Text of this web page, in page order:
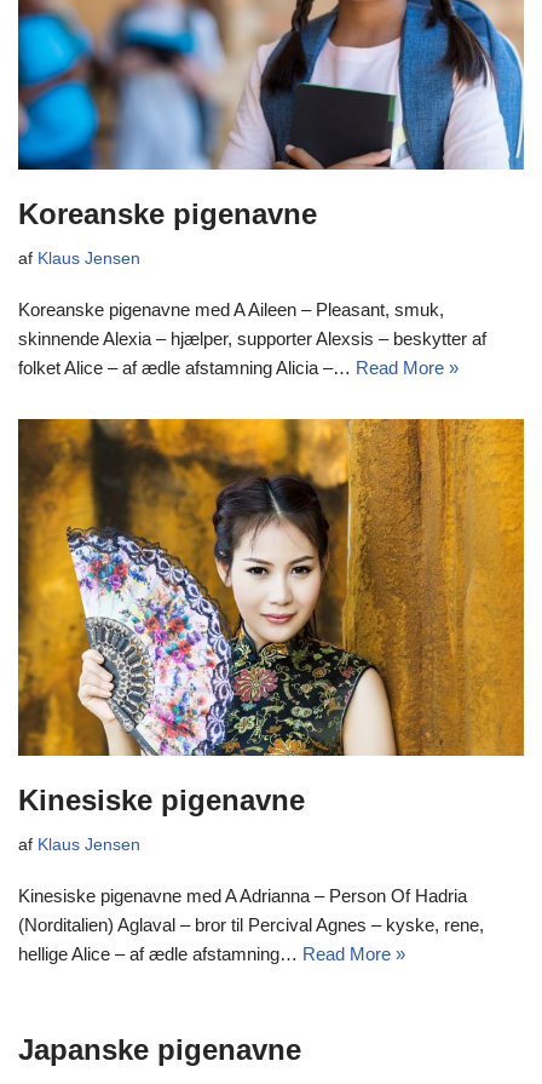
Koreanske pigenavne
af Klaus Jensen
Koreanske pigenavne med A Aileen – Pleasant, smuk,
skinnende Alexia – hjælper, supporter Alexsis – beskytter af
folket Alice – af ædle afstamning Alicia –… Read More »
Kinesiske pigenavne
af Klaus Jensen
Kinesiske pigenavne med A Adrianna – Person Of Hadria
(Norditalien) Aglaval – bror til Percival Agnes – kyske, rene,
hellige Alice – af ædle afstamning… Read More »
Japanske pigenavne